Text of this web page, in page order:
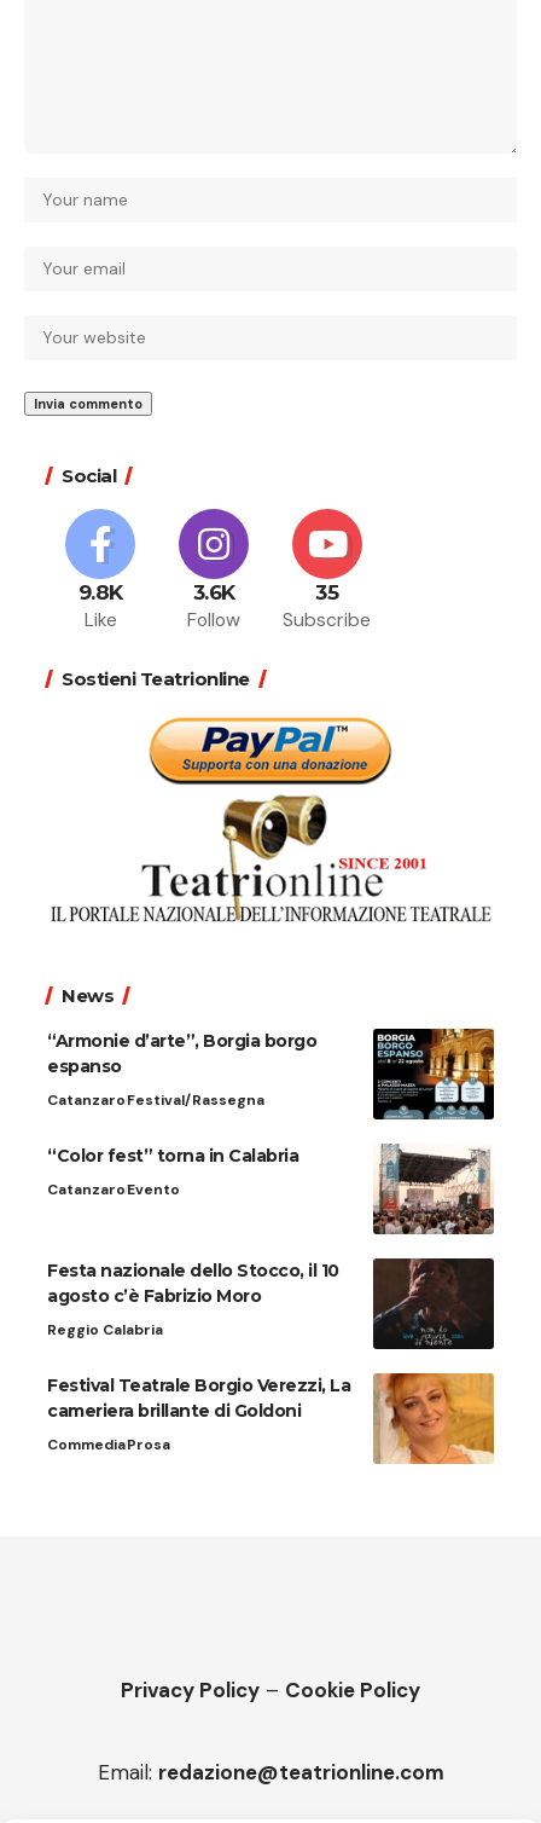
Social
9.8K
Like
3.6K
Follow
35
Subscribe
Sostieni Teatrionline
News
“Armonie d’arte”, Borgia borgo
espanso
CatanzaroFestival/Rassegna
“Color fest” torna in Calabria
CatanzaroEvento
Festa nazionale dello Stocco, il 10
agosto c’è Fabrizio Moro
Reggio Calabria
Festival Teatrale Borgio Verezzi, La
cameriera brillante di Goldoni
CommediaProsa
Privacy Policy – Cookie Policy
Email: redazione@teatrionline.com